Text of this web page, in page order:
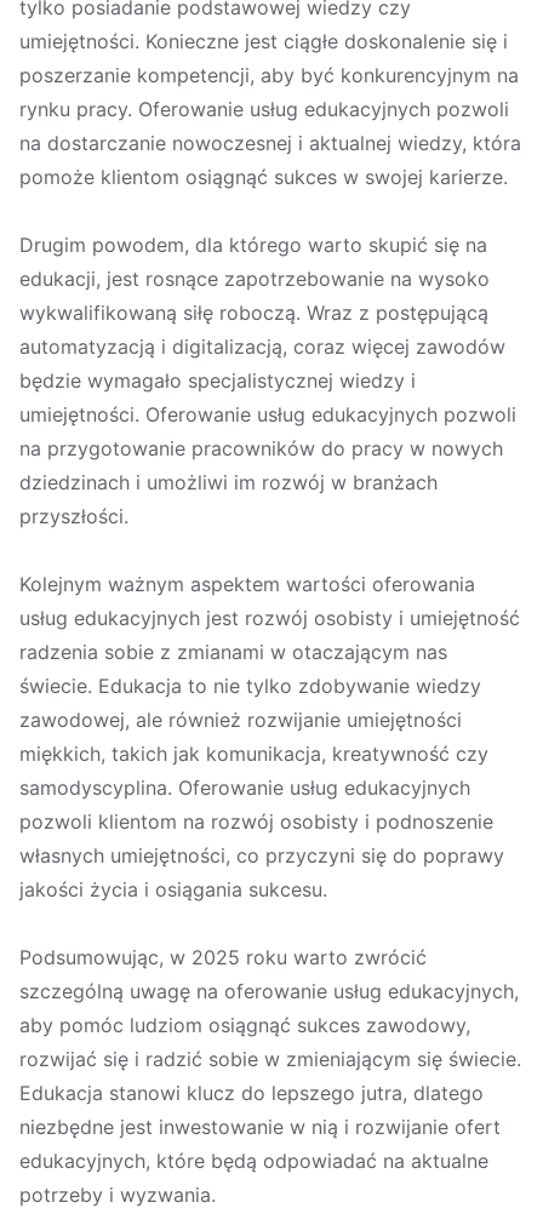
tylko posiadanie podstawowej wiedzy czy
umiejętności. Konieczne jest ciągłe doskonalenie się i
poszerzanie kompetencji, aby być konkurencyjnym na
rynku pracy. Oferowanie usług edukacyjnych pozwoli
na dostarczanie nowoczesnej i aktualnej wiedzy, która
pomoże klientom osiągnąć sukces w swojej karierze.
Drugim powodem, dla którego warto skupić się na
edukacji, jest rosnące zapotrzebowanie na wysoko
wykwalifikowaną siłę roboczą. Wraz z postępującą
automatyzacją i digitalizacją, coraz więcej zawodów
będzie wymagało specjalistycznej wiedzy i
umiejętności. Oferowanie usług edukacyjnych pozwoli
na przygotowanie pracowników do pracy w nowych
dziedzinach i umożliwi im rozwój w branżach
przyszłości.
Kolejnym ważnym aspektem wartości oferowania
usług edukacyjnych jest rozwój osobisty i umiejętność
radzenia sobie z zmianami w otaczającym nas
świecie. Edukacja to nie tylko zdobywanie wiedzy
zawodowej, ale również rozwijanie umiejętności
miękkich, takich jak komunikacja, kreatywność czy
samodyscyplina. Oferowanie usług edukacyjnych
pozwoli klientom na rozwój osobisty i podnoszenie
własnych umiejętności, co przyczyni się do poprawy
jakości życia i osiągania sukcesu.
Podsumowując, w 2025 roku warto zwrócić
szczególną uwagę na oferowanie usług edukacyjnych,
aby pomóc ludziom osiągnąć sukces zawodowy,
rozwijać się i radzić sobie w zmieniającym się świecie.
Edukacja stanowi klucz do lepszego jutra, dlatego
niezbędne jest inwestowanie w nią i rozwijanie ofert
edukacyjnych, które będą odpowiadać na aktualne
potrzeby i wyzwania.